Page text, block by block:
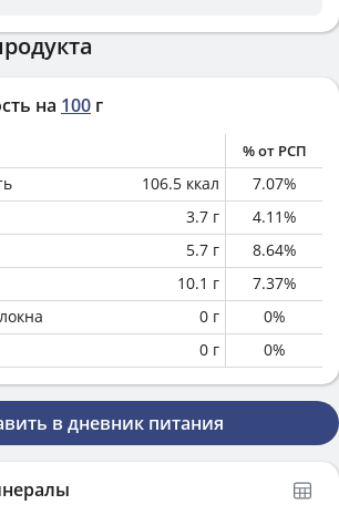
на 100 г
% от РСП
106.5 ккал 7.07%
3.7 г 4.11%
5.7 г 8.64%
10.1 г 7.37%
0 г 0%
0 г 0%
в дневник питания